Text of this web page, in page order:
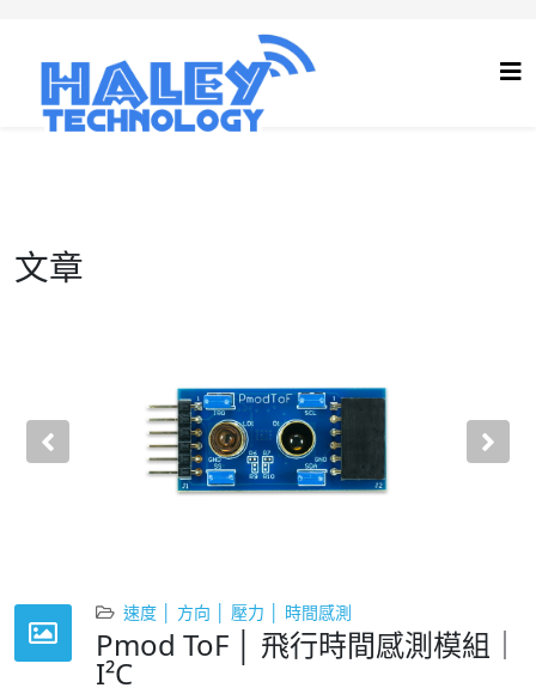
文章
Previous
速度 │ 方向 │ 壓力 │ 時間感測
Pmod ToF │ 飛行時間感測模組｜
I²C